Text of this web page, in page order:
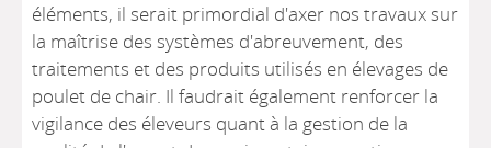
éléments, il serait primordial d'axer nos travaux sur
la maîtrise des systèmes d'abreuvement, des
traitements et des produits utilisés en élevages de
poulet de chair. Il faudrait également renforcer la
vigilance des éleveurs quant à la gestion de la